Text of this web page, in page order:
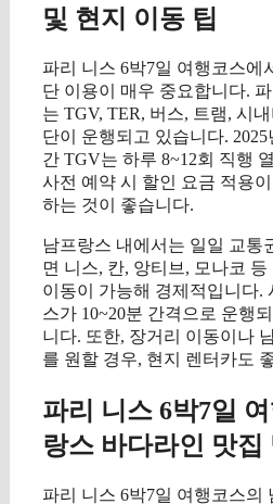
및 현지 이동 팁
파리 니스 6박7일 여행코스에
단 이용이 매우 중요합니다.
는 TGV, TER, 버스, 트램, 시
단이 운행되고 있습니다.
간 TGV는 하루 8~12회 직행
사전 예약 시 할인 요금 적용
하는 것이 좋습니다.
남프랑스 내에서는 일일 교통
면 니스, 칸, 앙티브, 모나코
이동이 가능해 경제적입니다.
스가 10~20분 간격으로 운행
니다. 또한, 장거리 이동이나
를 원할 경우, 현지 렌터카도
파리 니스 6박7일
랑스 바다라인 맛집
파리 니스 6박7일 여행코스의